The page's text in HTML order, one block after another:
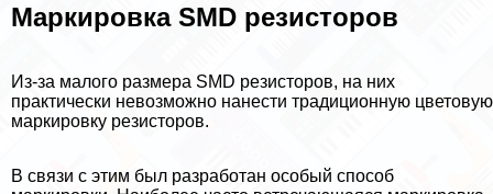
Маркировка SMD резисторов
Из-за малого размера SMD резисторов, на них
пpaктически невозможно нанести традиционную цветовую
маркировку резисторов.
В связи с этим был разработан особый способ